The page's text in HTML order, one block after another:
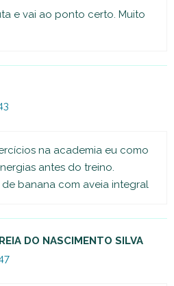
e vai ao ponto certo. Muito
na academia eu como
antes do treino.
banana com aveia integral
DO NASCIMENTO SILVA